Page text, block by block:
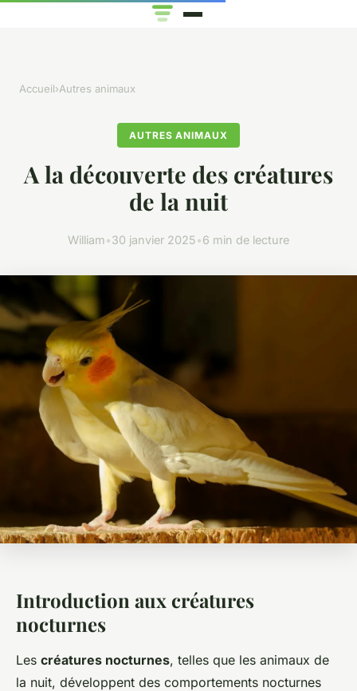
Accueil›Autres animaux
AUTRES ANIMAUX
A la découverte des créatures
de la nuit
William•30 janvier 2025•6 min de lecture
Introduction aux créatures
nocturnes
Les créatures nocturnes, telles que les animaux de
la nuit, développent des comportements nocturnes